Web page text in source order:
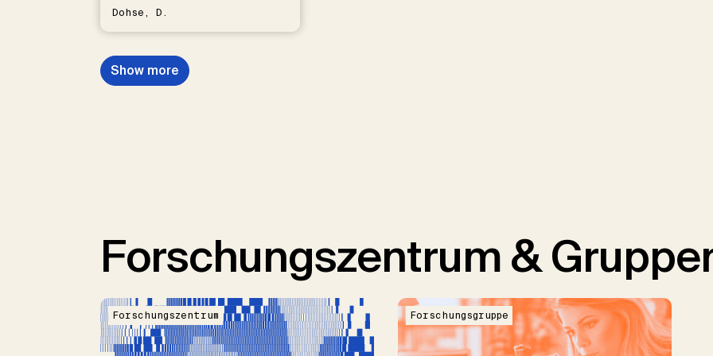
Dohse, D.
Show more
Forschungszentrum &
Forschungszentrum Forschungsgruppe